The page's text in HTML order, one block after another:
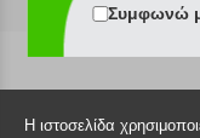
Πολιτική
Τεχνική
Συμφωνώ
Η ιστοσελίδα